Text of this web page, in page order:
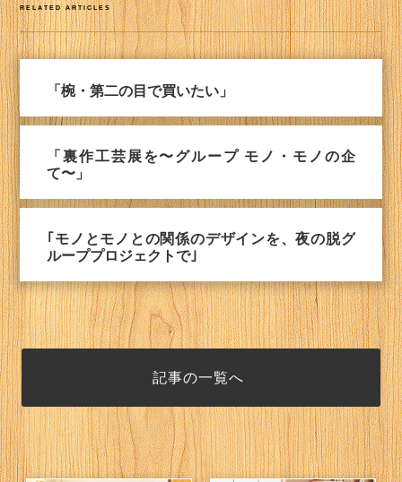
RELATED ARTICLES
「椀・第二の目で買いたい」
「裏作工芸展を〜グループ モノ・モノの企
て〜」
｢モノとモノとの関係のデザインを、夜の脱グ
ループプロジェクトで｣
記事の一覧へ